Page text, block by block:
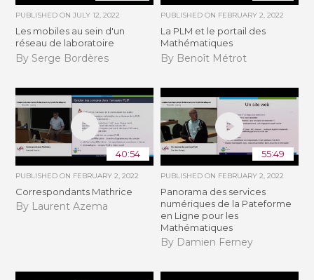
PUBLISHED ONJULY 12, 2022
Les mobiles au sein d'un
réseau de laboratoire
By Serge Bordères
PUBLISHED ON FEBRUARY 2, 2022
La PLM et le portail des
Mathématiques
By Benoît Métrot
40:54
PUBLISHED ON FEBRUARY 2, 2022
Correspondants Mathrice
By Laurent Azema
55:49
PUBLISHED ON FEBRUARY 2, 2022
Panorama des services
numériques de la Pateforme
en Ligne pour les
Mathématiques
By Damien Ferney